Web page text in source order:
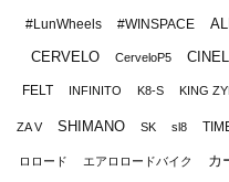
#LunWheels #WINSPACE
CERVELO CerveloP5
FELT INFINITO K8-S KING
ZA V SHIMANO SK sl8
ロロード エアロロードバイク カ